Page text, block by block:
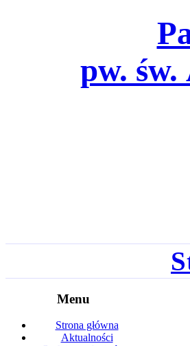
pw.
Menu
Strona główna
Aktualności